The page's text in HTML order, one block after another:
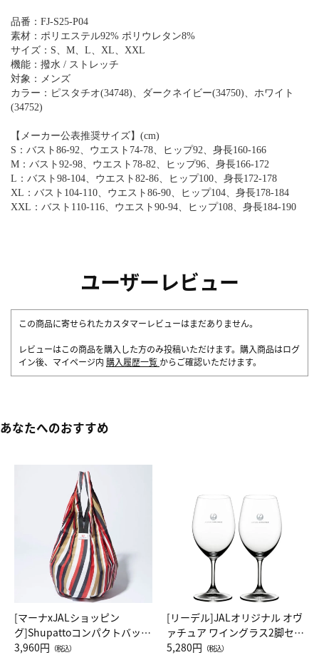
品番：FJ-S25-P04
素材：ポリエステル92% ポリウレタン8%
サイズ：S、M、L、XL、XXL
機能：撥水 / ストレッチ
対象：メンズ
カラー：ピスタチオ(34748)、ダークネイビー(34750)、ホワイト
(34752)
【メーカー公表推奨サイズ】(cm)
S：バスト86-92、ウエスト74-78、ヒップ92、身長160-166
M：バスト92-98、ウエスト78-82、ヒップ96、身長166-172
L：バスト98-104、ウエスト82-86、ヒップ100、身長172-178
XL：バスト104-110、ウエスト86-90、ヒップ104、身長178-184
XXL：バスト110-116、ウエスト90-94、ヒップ108、身長184-190
ユーザーレビュー
この商品に寄せられたカスタマーレビューはまだありません。
レビューはこの商品を購入した方のみ投稿いただけます。購入商品はログ
イン後、マイページ内 購入履歴一覧 からご確認いただけます。
あなたへのおすすめ
[マーナxJALショッピン
グ]Shupattoコンパクトバッグ
Drop JAL客室乗務員（LC）ス
3,960円 （税込）
[リーデル]JALオリジナル オヴ
ァチュア ワイングラス2脚セッ
ト（レッドワイン）
5,280円 （税込）